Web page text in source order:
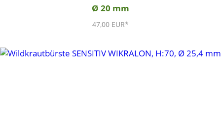
Ø 20 mm
47,00 EUR*